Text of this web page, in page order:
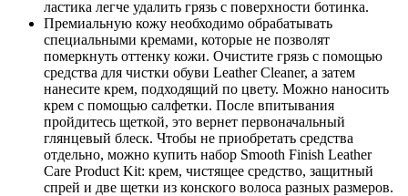
ластика легче удалить грязь с поверхности ботинка.
Премиальную кожу необходимо обрабатывать
специальными кремами, которые не позволят
померкнуть оттенку кожи. Очистите грязь с помощью
средства для чистки обуви Leather Cleaner, а затем
нанесите крем, подходящий по цвету. Можно наносить
крем с помощью салфетки. После впитывания
пройдитесь щеткой, это вернет первоначальный
глянцевый блеск. Чтобы не приобретать средства
отдельно, можно купить набор Smooth Finish Leather
Care Product Kit: крем, чистящее средство, защитный
спрей и две щетки из конского волоса разных размеров.